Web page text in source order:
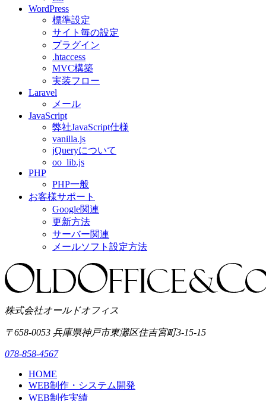
WordPress
標準設定
サイト毎の設定
プラグイン
.htaccess
MVC構築
実装フロー
Laravel
メール
JavaScript
弊社JavaScript仕様
vanilla.js
jQueryについて
oo_lib.js
PHP
PHP一般
お客様サポート
Google関連
更新方法
サーバー関連
メールソフト設定方法
株式会社オールドオフィス
〒658-0053 兵庫県神戸市東灘区住吉宮町3-15-15
078-858-4567
HOME
WEB制作・システム開発
WEB制作実績